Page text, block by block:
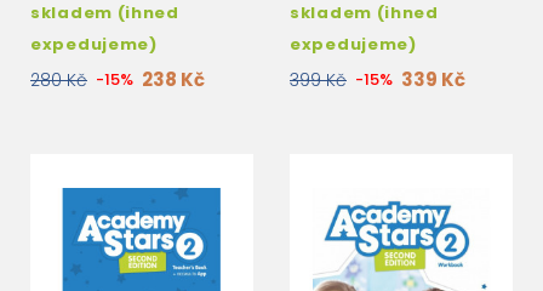
NAVIO APP, DIGITAL
WB & DIGITAL +...
skladem (ihned
expedujeme)
280 Kč -15% 238 Kč
PUPIL'S APP ON NAVIO
skladem (ihned
expedujeme)
399 Kč -15% 339 Kč